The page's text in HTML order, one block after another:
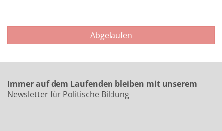
Abgelaufen
Immer auf dem Laufenden bleiben mit unserem
Newsletter für Politische Bildung